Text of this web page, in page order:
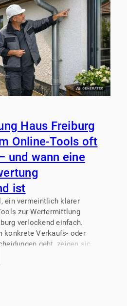
Haus Freiburg
Online-Tools oft
und wann eine
ist
ein vermeintlich klarer
zur Wertermittlung
verlockend einfach.
konkrete Verkaufs- oder
geht, zeigen sich
– mitunter nach
nach unten.